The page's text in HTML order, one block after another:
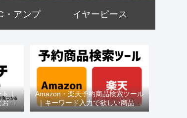
・アンプ イヤーピース
ト｜
おす
Amazon・楽天予約商品検索ツール
｜キーワード入力で欲しい商品を
即チェック